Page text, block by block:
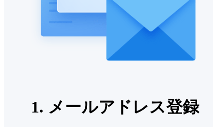
1. メールアドレス登録